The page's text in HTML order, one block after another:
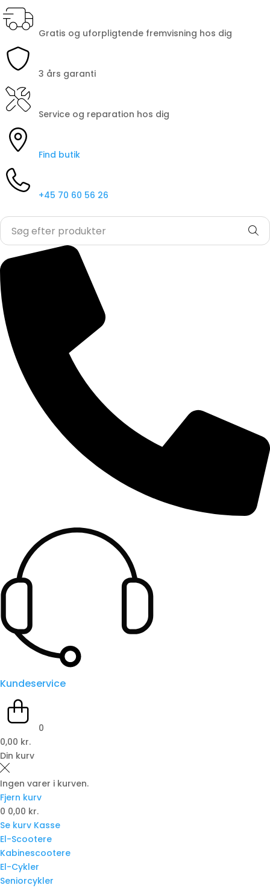
Gratis og uforpligtende fremvisning hos dig
3 års garanti
Service og reparation hos dig
Find butik
+45 70 60 56 26
Kundeservice
0
0,00 kr.
Din kurv
Ingen varer i kurven.
Fjern kurv
0 0,00 kr.
Se kurv Kasse
El-Scootere
Kabinescootere
El-Cykler
Seniorcykler